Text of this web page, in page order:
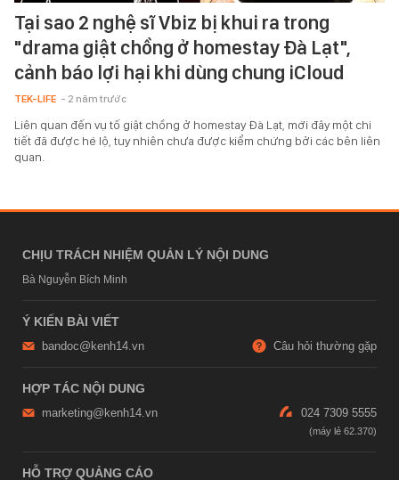
Tại sao 2 nghệ sĩ Vbiz bị khui ra trong
"drama giật chồng ở homestay Đà Lạt",
cảnh báo lợi hại khi dùng chung iCloud
TEK-LIFE - 2 năm trước
Liên quan đến vụ tố giật chồng ở homestay Đà Lạt, mới đây một chi
tiết đã được hé lộ, tuy nhiên chưa được kiểm chứng bởi các bên liên
quan.
CHỊU TRÁCH NHIỆM QUẢN LÝ NỘI DUNG
Bà Nguyễn Bích Minh
Ý KIẾN BÀI VIẾT
bandoc@kenh14.vn Câu hỏi thường gặp
HỢP TÁC NỘI DUNG
marketing@kenh14.vn 024 7309 5555
HỖ TRỢ QUẢNG CÁO